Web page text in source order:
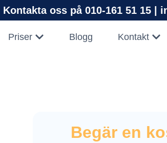
Kontakta oss på 010-161 51 15 |
Priser Öppna PriserBlogg Kontakt
Begär en